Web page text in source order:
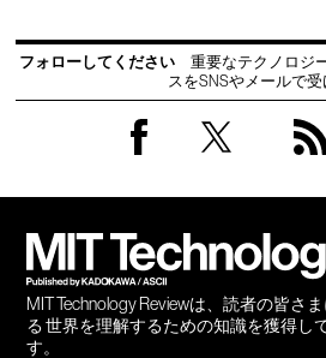
フォローしてください
重要なテクノロジ
スをSNSやメールで受
MIT Technology Reviewは、読者の皆さ
る 世界を理解するための知識を獲得し
す。